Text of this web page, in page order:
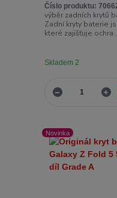
Číslo produktu:
výběr zadních krytů
Zadní kryty baterie
které zajišťuje
Skladem 2
Novinka